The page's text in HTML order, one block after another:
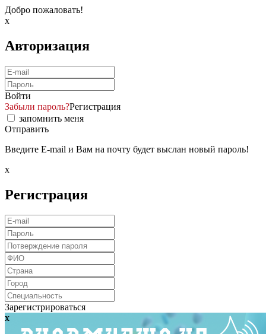
Добро пожаловать!
x
Авторизация
Войти
Забыли пароль?Регистрация
запомнить меня
Отправить
Введите E-mail и Вам на почту будет выслан новый пароль!
x
Регистрация
Зарегистрироваться
x
x